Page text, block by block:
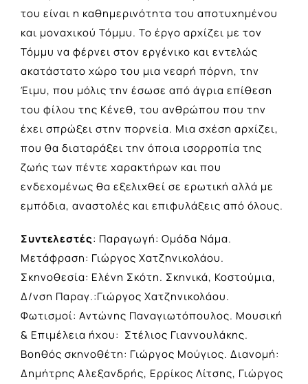
του είναι η καθημερινότητα του αποτυχημένου
και μοναχικού Τόμμυ. Το έργο αρχίζει με τον
Τόμμυ να φέρνει στον εργένικο και εντελώς
ακατάστατο χώρο του μια νεαρή πόρνη, την
Έιμυ, που μόλις την έσωσε από άγρια επίθεση
του φίλου της Κένεθ, του ανθρώπου που την
έχει σπρώξει στην πορνεία. Μια σχέση αρχίζει,
που θα διαταράξει την όποια ισορροπία της
ζωής των πέντε χαρακτήρων και που
ενδεχομένως θα εξελιχθεί σε ερωτική αλλά με
εμπόδια, αναστολές και επιφυλάξεις από όλους.
Συντελεστές: Παραγωγή: Ομάδα Νάμα.
Μετάφραση: Γιώργος Χατζηνικολάου.
Σκηνοθεσία: Ελένη Σκότη. Σκηνικά, Κοστούμια,
Δ/νση Παραγ.:Γιώργος Χατζηνικολάου.
Φωτισμοί: Αντώνης Παναγιωτόπουλος. Μουσική
& Επιμέλεια ήχου: Στέλιος Γιαννουλάκης.
Βοηθός σκηνοθέτη: Γιώργος Μούγιος. Διανομή:
Δημήτρης Αλεξανδρής, Ερρίκος Λίτσης, Γιώργος